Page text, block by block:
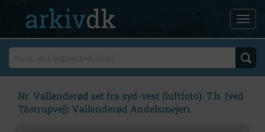
Nr. Vallenderød set fra syd-vest (luftfoto). T.h. (ved
Tåstrupvej): Vallenderød Andelsmejeri.